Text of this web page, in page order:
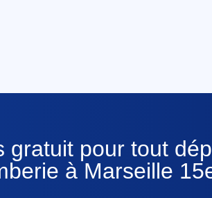
gratuit pour tout
à Marseille